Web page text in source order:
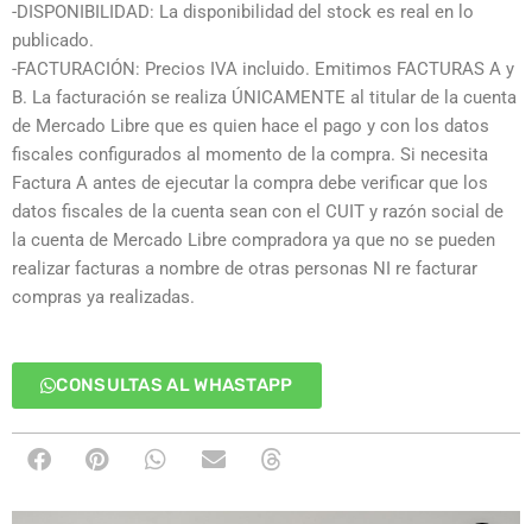
-DISPONIBILIDAD: La disponibilidad del stock es real en lo
publicado.
-FACTURACIÓN: Precios IVA incluido. Emitimos FACTURAS A y
B. La facturación se realiza ÚNICAMENTE al titular de la cuenta
de Mercado Libre que es quien hace el pago y con los datos
fiscales configurados al momento de la compra. Si necesita
Factura A antes de ejecutar la compra debe verificar que los
datos fiscales de la cuenta sean con el CUIT y razón social de
la cuenta de Mercado Libre compradora ya que no se pueden
realizar facturas a nombre de otras personas NI re facturar
compras ya realizadas.
CONSULTAS AL WHASTAPP